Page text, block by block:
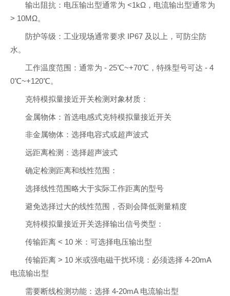
输出阻抗：电压输出型通常为 <1kΩ，电流输出型通常为
> 10MΩ。
防护等级：工业现场通常要求 IP67 及以上，可防尘防
水。
工作温度范围：通常为 - 25℃~+70℃，特殊型号可达 - 4
0℃~+120℃。
克特模拟量接近开关检测对象材质：
金属物体：首选电感式克特模拟量接近开关
非金属物体：选择电容式或超声波式
远距离检测：选择超声波式
确定检测距离和线性范围：
选择线性范围略大于实际工作距离的型号
避免选择过大的线性范围，否则会降低测量精度
克特模拟量接近开关选择输出信号类型：
传输距离 < 10 米：可选择电压输出型
传输距离 > 10 米或强电磁干扰环境：必须选择 4-20mA
电流输出型
需要断线检测功能：选择 4-20mA 电流输出型